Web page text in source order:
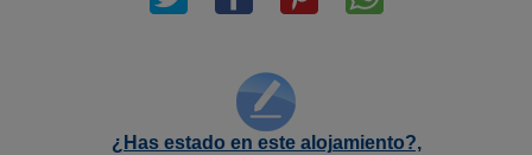
¿Has estado en este alojamiento?,